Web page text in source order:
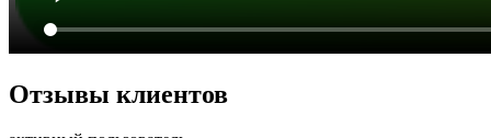
Отзывы клиентов